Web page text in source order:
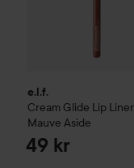
e.l.f.
Cream Glide Lip Liner
Mauve Aside
49 kr